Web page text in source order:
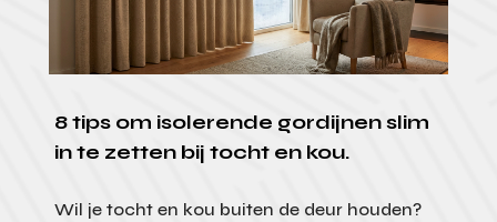
8 tips om isolerende gordijnen slim
in te zetten bij tocht en kou.
Wil je tocht en kou buiten de deur houden?